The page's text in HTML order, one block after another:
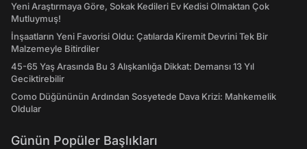
Yeni Araştırmaya Göre, Sokak Kedileri Ev Kedisi Olmaktan Çok
Mutluymuş!
İnşaatların Yeni Favorisi Oldu: Çatılarda Kiremit Devrini Tek Bir
Malzemeyle Bitirdiler
45-65 Yaş Arasında Bu 3 Alışkanlığa Dikkat: Demansı 13 Yıl
Geciktirebilir
Como Düğününün Ardından Sosyetede Dava Krizi: Mahkemelik
Oldular
Günün Popüler Başlıkları